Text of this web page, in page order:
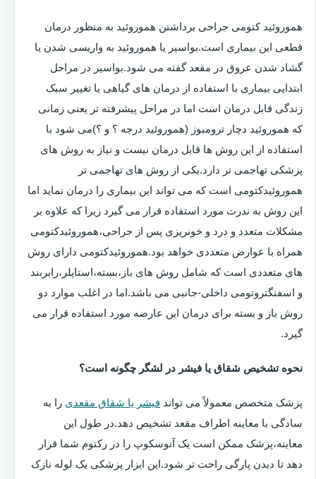
هموروئید کتومی جراحی برداشتن هموروئید به منظور درمان
قطعی این بیماری است.بواسیر یا هموروئید به واریسی شدن یا
گشاد شدن عروق در مقعد گفته می شود.بواسیر در مراحل
ابتدایی بیماری با استفاده از درمان های گیاهی یا تغییر سبک
زندگی قابل درمان است اما در مراحل پیشرفته تر یعنی زمانی
که هموروئید دچار ترومبوز (هموروئید درجه ؟ و ؟)می شود با
استفاده از این روش ها قابل درمان نیست و نیاز به روش های
پزشکی تهاجمی تر دارد.یکی از روش های تهاجمی تر
هموروئیدکتومی است که می تواند این بیماری را درمان نماید اما
این روش به ندرت مورد استفاده قرار می گیرد زیرا که علاوه بر
مشکلات متعدد و درد و خونریزی پس از جراحی،هموروئیدکتومی
همراه با عوارض متعددی خواهد بود.هموروئیدکتومی دارای روش
های متعددی است که شامل روش های باز،بسته،استاپلر،رابربند
و اسفنگتروتومی داخلی-جانبی می باشد.اما در اغلب موارد دو
روش باز و بسته برای درمان این عارضه مورد استفاده قرار می
گیرد.
نحوه تشخیص شقاق یا فیشر در لشگر چگونه است؟
پزشک متخصص معمولاً می تواند فیشر یا شقاق مقعدی را به
سادگی با معاینه اطراف مقعد تشخیص دهد.در طول این
معاینه،پزشک ممکن است یک آنوسکوپ را در رکتوم شما قرار
دهد تا دیدن پارگی راحت تر شود.این ابزار پزشکی یک لوله نازک